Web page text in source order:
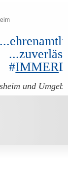
#IMMER
und